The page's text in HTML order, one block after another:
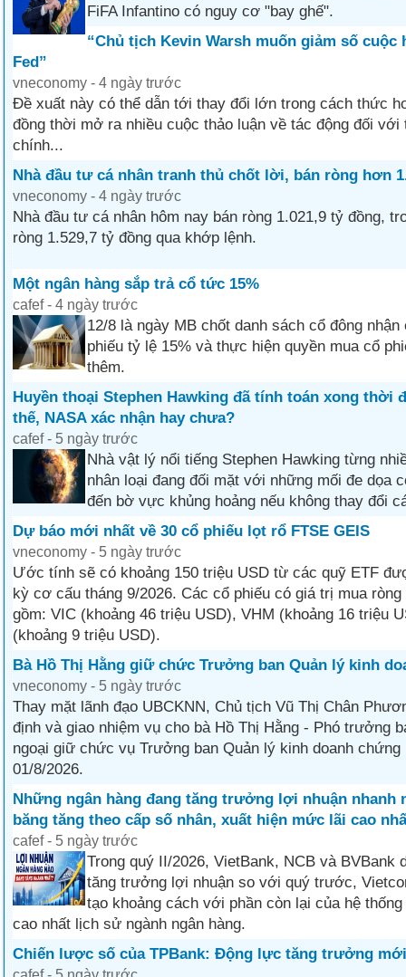
FiFA Infantino có nguy cơ "bay ghế".
“Chủ tịch Kevin Warsh muốn giảm số cuộc
Fed”
vneconomy - 4 ngày trước
Đề xuất này có thể dẫn tới thay đổi lớn trong cách thức
đồng thời mở ra nhiều cuộc thảo luận về tác động đối
chính...
Nhà đầu tư cá nhân tranh thủ chốt lời, bán ròng hơn
vneconomy - 4 ngày trước
Nhà đầu tư cá nhân hôm nay bán ròng 1.021,9 tỷ đồng,
ròng 1.529,7 tỷ đồng qua khớp lệnh.
Một ngân hàng sắp trả cổ tức 15%
cafef - 4 ngày trước
12/8 là ngày MB chốt danh sách cổ đông
phiếu tỷ lệ 15% và thực hiện quyền mua cổ
thêm.
Huyền thoại Stephen Hawking đã tính toán xong thời
thế, NASA xác nhận hay chưa?
cafef - 5 ngày trước
Nhà vật lý nổi tiếng Stephen Hawking từng
nhân loại đang đối mặt với những mối đe dọa
đến bờ vực khủng hoảng nếu không thay đổi
Dự báo mới nhất về 30 cổ phiếu lọt rổ FTSE GEIS
vneconomy - 5 ngày trước
Ước tính sẽ có khoảng 150 triệu USD từ các quỹ ETF
kỳ cơ cấu tháng 9/2026. Các cổ phiếu có giá trị mua
gồm: VIC (khoảng 46 triệu USD), VHM (khoảng 16 triệu
(khoảng 9 triệu USD).
Bà Hồ Thị Hằng giữ chức Trưởng ban Quản lý kinh
vneconomy - 5 ngày trước
Thay mặt lãnh đạo UBCKNN, Chủ tịch Vũ Thị Chân
định và giao nhiệm vụ cho bà Hồ Thị Hằng - Phó trưởng
ngoại giữ chức vụ Trưởng ban Quản lý kinh doanh chứng
01/8/2026.
Những ngân hàng đang tăng trưởng lợi nhuận nhanh
băng tăng theo cấp số nhân, xuất hiện mức lãi cao
cafef - 5 ngày trước
Trong quý II/2026, VietBank, NCB và BVBank
tăng trưởng lợi nhuận so với quý trước,
tạo khoảng cách với phần còn lại của hệ
cao nhất lịch sử ngành ngân hàng.
Chiến lược số của TPBank: Động lực tăng trưởng